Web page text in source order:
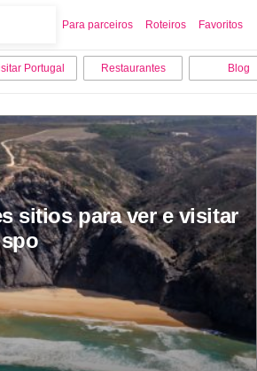
Para parceiros Roteiros Favoritos
Portugal Restaurantes Blog
sitios para ver e visitar